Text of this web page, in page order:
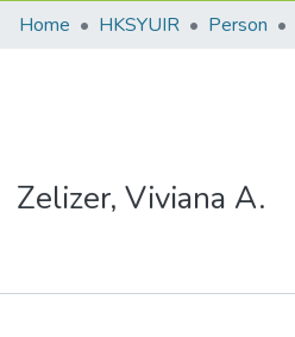
Research Outputs
Theses
Home HKSYUIR Person
Zelizer, Viviana A.